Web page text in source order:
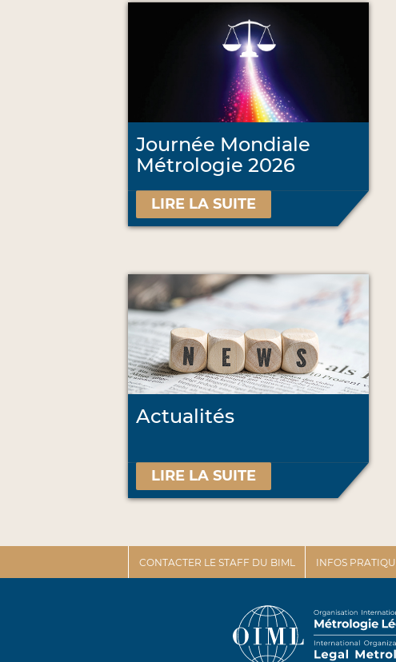
Journée Mondiale
Métrologie 2026
LIRE LA SUITE
Actualités
LIRE LA SUITE
CONTACTER LE STAFF DU BIML INFOS